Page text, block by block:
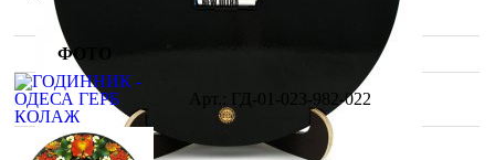
ФОТО
ГД-01-023-982-022